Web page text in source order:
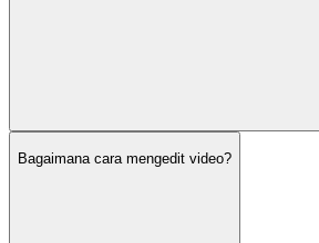
Bagaimana cara mengedit video?